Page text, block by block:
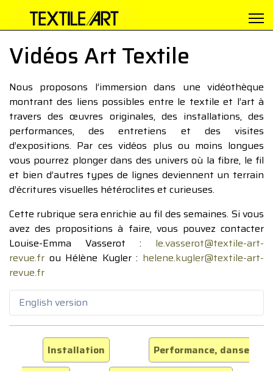
Vidéos Art Textile
Nous proposons l’immersion dans une vidéothèque
montrant des liens possibles entre le textile et l’art à
travers des œuvres originales, des installations, des
performances, des entretiens et des visites
d’expositions. Par ces vidéos plus ou moins longues
vous pourrez plonger dans des univers où la fibre, le fil
et bien d’autres types de lignes deviennent un terrain
d’écritures visuelles hétéroclites et curieuses.
Cette rubrique sera enrichie au fil des semaines. Si vous
avez des propositions à faire, vous pouvez contacter
Louise-Emma Vasserot : le.vasserot@textile-art-
revue.fr ou Hélène Kugler : helene.kugler@textile-art-
revue.fr
English version
Installation
Performance, danse